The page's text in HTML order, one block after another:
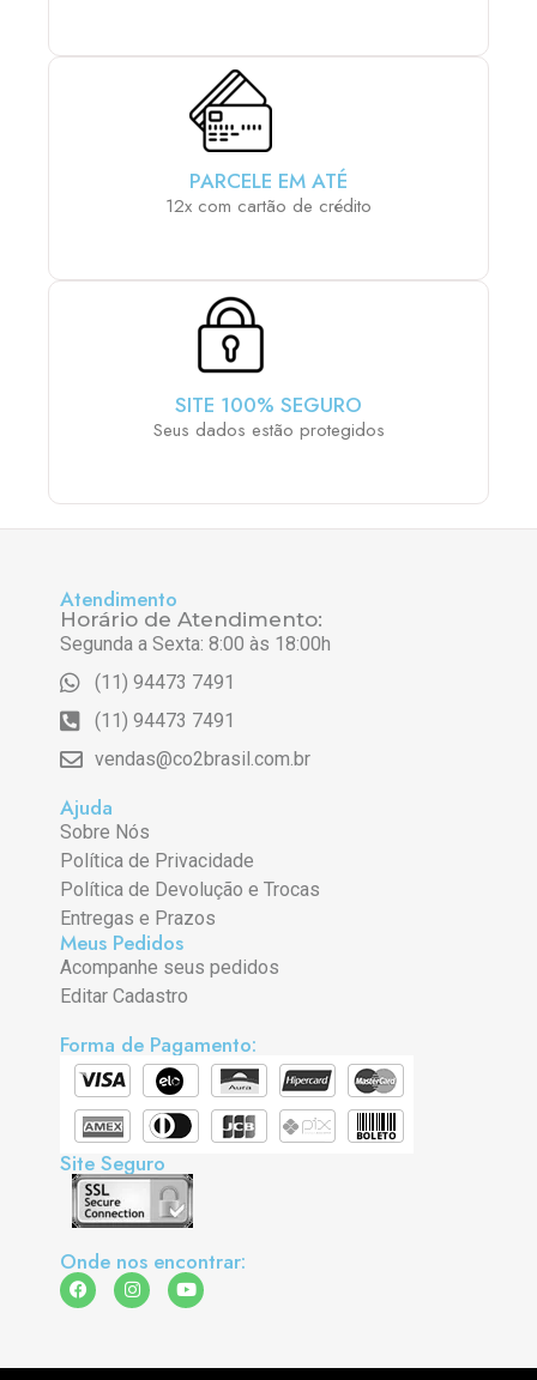
PARCELE EM ATÉ
12x com cartão de crédito
SITE 100% SEGURO
Seus dados estão protegidos
Atendimento
Horário de Atendimento:
Segunda a Sexta: 8:00 às 18:00h
(11) 94473 7491
(11) 94473 7491
vendas@co2brasil.com.br
Ajuda
Sobre Nós
Política de Privacidade
Política de Devolução e Trocas
Entregas e Prazos
Meus Pedidos
Acompanhe seus pedidos
Editar Cadastro
Forma de Pagamento:
Site Seguro
Onde nos encontrar: